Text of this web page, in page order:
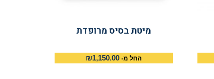
מיטת בסיס מרופדת
החל מ- ₪1,150.00